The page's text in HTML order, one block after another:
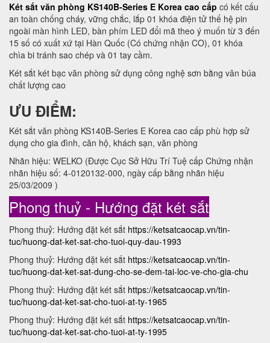
Két sắt văn phòng KS140B-Series E Korea cao cấp có kết cấu
an toàn chống cháy, vững chắc, lắp 01 khóa điện tử thế hệ pin
ngoài màn hình LED, bàn phím LED đổi mã theo ý muốn từ 3 đến
15 số có xuất xứ tại Hàn Quốc (Có chứng nhận CO), 01 khóa
chìa bi tránh sao chép và 01 tay cầm.
Két sắt két bạc văn phòng sử dụng công nghệ sơn bằng vân búa
chất lượng cao
ƯU ĐIỂM:
Két sắt văn phòng KS140B-Series E Korea cao cấp phù hợp sử
dụng cho gia đình, căn hộ, khách sạn, văn phòng
Nhãn hiệu: WELKO (Được Cục Sở Hữu Trí Tuệ cấp Chứng nhận
nhãn hiệu số: 4-0120132-000, ngày cấp bằng nhãn hiệu
25/03/2009 )
Phong thuỷ - Hướng đặt két sắt
Phong thuỷ: Hướng đặt két sắt https://ketsatcaocap.vn/tin-
tuc/huong-dat-ket-sat-cho-tuoi-quy-dau-1993
Phong thuỷ: Hướng đặt két sắt https://ketsatcaocap.vn/tin-
tuc/huong-dat-ket-sat-dung-cho-se-dem-tai-loc-ve-cho-gia-chu
Phong thuỷ: Hướng đặt két sắt https://ketsatcaocap.vn/tin-
tuc/huong-dat-ket-sat-cho-tuoi-at-ty-1965
Phong thuỷ: Hướng đặt két sắt https://ketsatcaocap.vn/tin-
tuc/huong-dat-ket-sat-cho-tuoi-at-ty-1995